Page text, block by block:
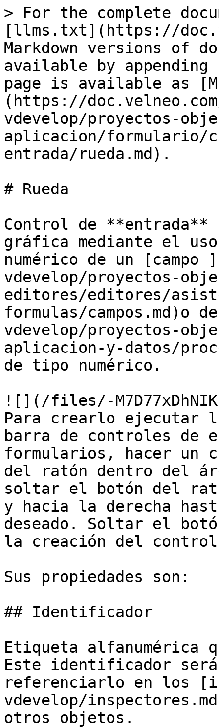
> For the complete
[llms.txt](https://
Markdown versions of
available by
page is available as
(https://
vdevelop/proyectos-
aplicacion/formulario/
entrada/rueda.md).
# Rueda
Control de **entrada**
gráfica mediante el
numérico de un [campo
vdevelop/proyectos-
editores/editores/
formulas/campos.md)o
vdevelop/proyectos-
aplicacion-y-datos/
de tipo numérico.
![](/files/-
Para crearlo ejecutar
barra de controles de
formularios, hacer un
del ratón dentro del
soltar el botón del
y hacia la derecha
deseado. Soltar el
la creación del
Sus propiedades son:
## Identificador
Etiqueta
Este identificador
referenciarlo en los
vdevelop/
otros objetos.